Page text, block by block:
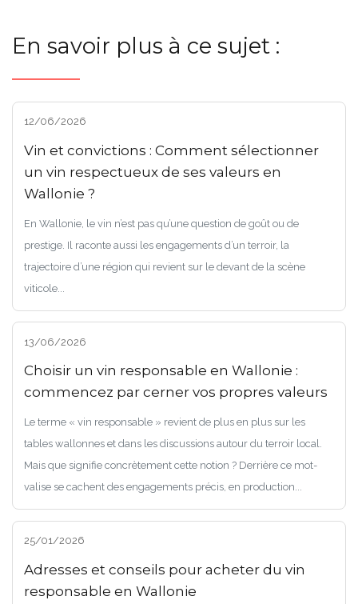
En savoir plus à ce sujet :
12/06/2026
Vin et convictions : Comment sélectionner
un vin respectueux de ses valeurs en
Wallonie ?
En Wallonie, le vin n’est pas qu’une question de goût ou de
prestige. Il raconte aussi les engagements d’un terroir, la
trajectoire d’une région qui revient sur le devant de la scène
viticole...
13/06/2026
Choisir un vin responsable en Wallonie :
commencez par cerner vos propres valeurs
Le terme « vin responsable » revient de plus en plus sur les
tables wallonnes et dans les discussions autour du terroir local.
Mais que signifie concrètement cette notion ? Derrière ce mot-
valise se cachent des engagements précis, en production...
25/01/2026
Adresses et conseils pour acheter du vin
responsable en Wallonie